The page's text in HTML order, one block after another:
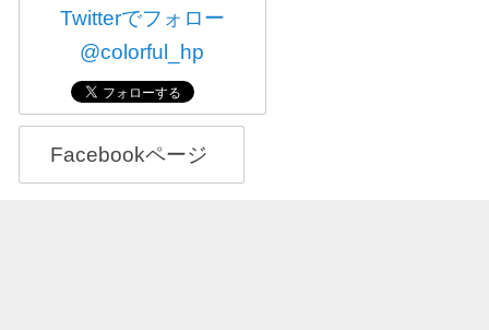
Twitterでフォロー
@colorful_hp
Facebookページ